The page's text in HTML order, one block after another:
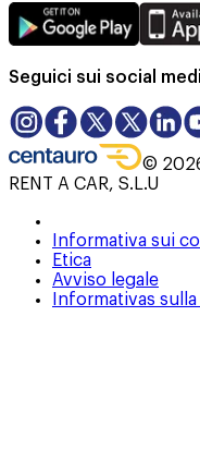
Seguici sui social
©
RENT A CAR, S.L.U
Informativa sui
Etica
Avviso legale
Informativas